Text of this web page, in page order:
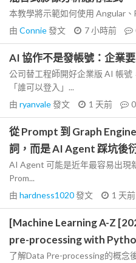
本教學將示範如何使用 Angular、
由 Connie發文 7 小時前
AI 協作不是發帳號：企業
公司替工程師開好企業版 AI 帳
「誰可以登入」...
由 ryanvale發文 1 天前 0
從 Prompt 到 Graph
詞，而是 AI Agent 踩坑後
AI Agent 可能是近年最容易出現
Prom...
由 hardness1020發文 1 天前
[Machine Learning A-Z
pre-processing with
了解Data Pre-processing的概念